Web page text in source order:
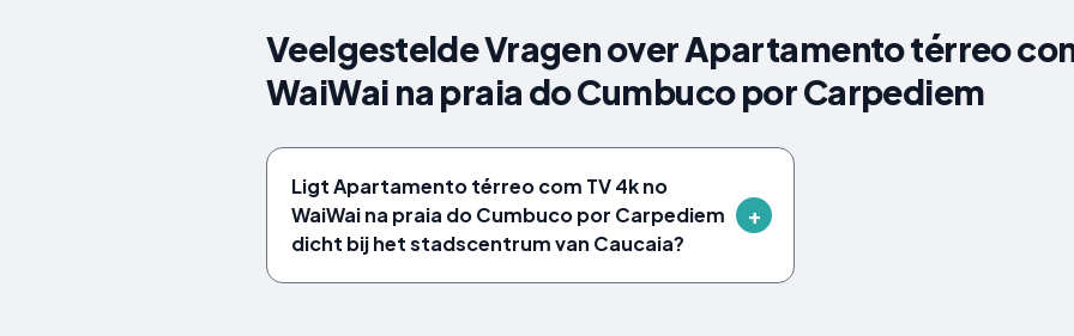
Veelgestelde Vragen over Apartamento térreo
WaiWai na praia do Cumbuco por Carpediem
Ligt Apartamento térreo com TV 4k no
WaiWai na praia do Cumbuco por Carpediem
dicht bij het stadscentrum van Caucaia?